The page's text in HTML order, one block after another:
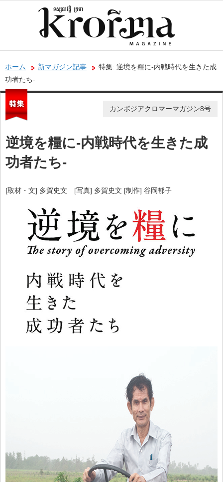
ホーム 新マガジン記事
特集: 逆境を糧に-内戦時代を生きた成
功者たち-
カンボジアクロマーマガジン8号
逆境を糧に-内戦時代を生きた成
功者たち-
[取材・文] 多賀史文 [写真] 多賀史文 [制作] 谷岡郁子